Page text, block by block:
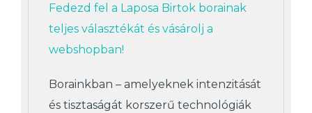
Fedezd fel a Laposa Birtok borainak
teljes választékát és vásárolj a
webshopban!
Borainkban – amelyeknek intenzitását
és tisztaságát korszerű technológiák